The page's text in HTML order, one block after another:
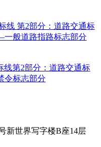
线 第2部分：道路交通标
一般道路指路标志部分
线第2部分：道路交通标
令标志部分
新世界写字楼B座14层